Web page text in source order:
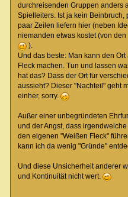
durchreisenden Gruppen anders
Spielleiters. Ist ja kein Beinbruch,
paar Zeilen liefern hier (neben
niemanden etwas kostet (von
).
Und das beste: Man kann den
Fleck machen. Tun und lassen
hat das? Dass der Ort für
aussieht? Dieser "Nachteil" geht
einher, sorry.
Außer einer unbegründeten
und der Angst, dass
den eigenen "Weißen Fleck"
kann ich da wenig "Gründe"
Und diese Unsicherheit anderer
und Kontinuität nicht wert.